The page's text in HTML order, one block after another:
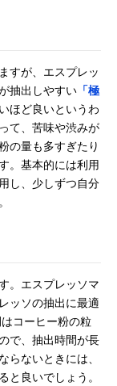
すが、エスプレッ
抽出しやすい 「極
ほど良いというわ
て、苦味や渋みが
の量も多すぎたり
。基本的には利用
し、少しずつ自分
。エスプレッソマ
ッソの抽出に最適
コーヒー粉の粒
で、抽出時間が長
らないときには、
と良いでしょう。